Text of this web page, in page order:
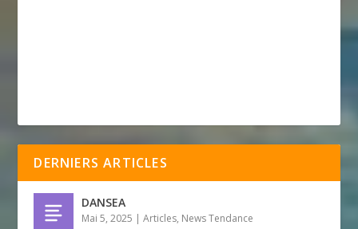
DERNIERS ARTICLES
DANSEA
Mai 5, 2025 |Articles, News Tendance